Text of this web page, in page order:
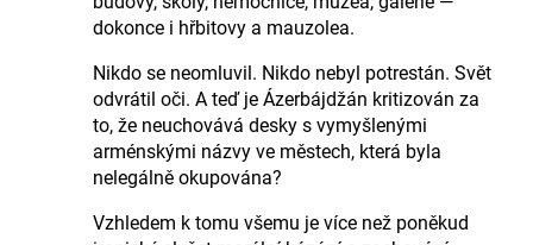
dokonce i hřbitovy a mauzolea.
Nikdo se neomluvil. Nikdo nebyl potrestán. Svět
odvrátil oči. A teď je Ázerbájdžán kritizován za
to, že neuchovává desky s vymyšlenými
arménskými názvy ve městech, která byla
nelegálně okupována?
Vzhledem k tomu všemu je více než poněkud